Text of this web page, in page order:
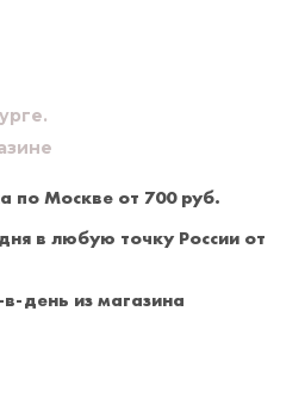
по Москве от 700 руб.
в любую точку России от
день из магазина